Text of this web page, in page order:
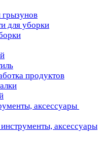
для уборки
продуктов
аксессуары
аксессуары